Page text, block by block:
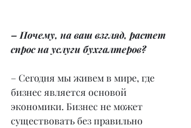
– Почему, на ваш взгляд, растет
спрос на услуги бухгалтеров?
– Сегодня мы живем в мире, где
бизнес является основой
экономики. Бизнес не может
существовать без правильно